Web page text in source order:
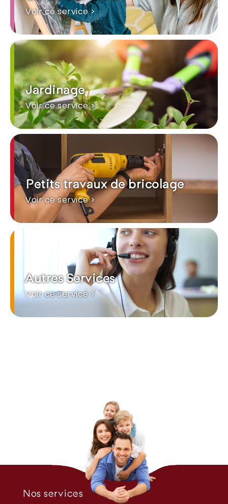
Voir ce service >
Jardinage
Voir ce service >
Petits travaux de bricolage
Voir ce service >
Autres Services
Voir ce service >
Nos services